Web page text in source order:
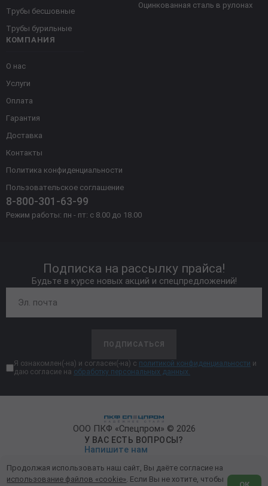
КОМПАНИЯ
О нас
Услуги
Оплата
Гарантия
Доставка
Контакты
Политика конфиденциальности
Пользовательское соглашение
8-800-301-63-99
Режим работы: пн - пт: с 8.00 до 18.00
Трубы бесшовные
Трубы бурильные
Оцинкованная сталь в рулонах
Подписка на рассылку прайса!
Будьте в курсе новых акций и спецпредложений!
ПОДПИСАТЬСЯ
Я ознакомлен(-на) и согласен(-на) с политикой конфиденциальности и
даю согласие на обработку персональных данных.
ООО ПКФ «Спецпром» © 2026
У ВАС ЕСТЬ ВОПРОСЫ?
Напишите нам
Политика конфиденциальности
Продолжая использовать наш сайт, Вы даёте согласие на
использование файлов «cookie» . Если Вы не хотите, чтобы